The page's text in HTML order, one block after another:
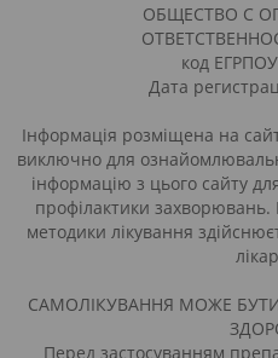
ОБЩЕСТВО С
код
Дата
Інформація розміщена на
виключно для
інформацію з цього сайту
профілактики захворювань.
методики лікування
САМОЛІКУВАННЯ МОЖЕ
Перед застосуванням